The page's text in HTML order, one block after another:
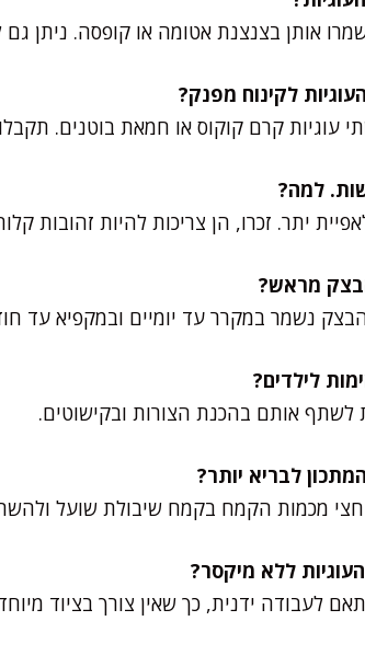
אותן בצנצנת אטומה או קופסה. ניתן
עוגיות קרם קוקוס או חמאת בוטנים.
יתר. זכרו, הן צריכות להיות זהובות
נשמר במקרר עד יומיים ובמקפיא עד
לשתף אותם בהכנת הצורות ובקישוטים.
מכמות הקמח בקמח שיבולת שועל
לעבודה ידנית, כך שאין צורך בציוד